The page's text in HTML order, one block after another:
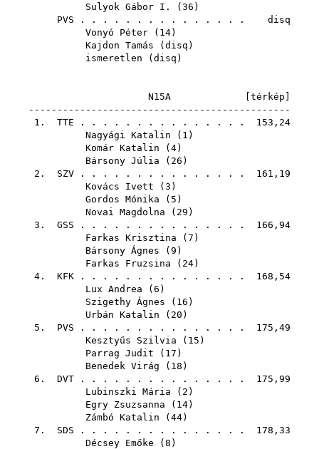
Sulyok Gábor I.
( 36 )
PVS . . . . . . . . . . . . . . . disq
Vonyó Péter ( 14)
Kajdon Tamás ( disq )
ismeretlen ( disq )
N15A [ térkép
----------------------------------------------
1. TTE . . . . . . . . . . . . . . . 153,24
Nagyági Katalin ( 1 )
Komár Katalin ( 4)
Bársony Júlia ( 26 )
2. SZV . . . . . . . . . . . . . . . 161,19
Kovács Ivett ( 3 )
Gordos Mónika ( 5 )
Novai Magdolna ( 29 )
3. GSS . . . . . . . . . . . . . . . 166,94
Farkas Krisztina ( 7 )
Bársony Ágnes ( 9 )
Farkas Fruzsina ( 24)
4. KFK . . . . . . . . . . . . . . . 168,54
Lux Andrea ( 6 )
Szigethy Ágnes ( 16 )
Urbán Katalin ( 20 )
5. PVS . . . . . . . . . . . . . . . 175,49
Kesztyűs Szilvia ( 15 )
Parrag Judit ( 17 )
Benedek Virág ( 18 )
6. DVT . . . . . . . . . . . . . . . 175,99
Lubinszki Mária ( 2 )
Egry Zsuzsanna ( 14)
Zámbó Katalin ( 44)
7. SDS . . . . . . . . . . . . . . . 178,33
Décsey Emőke ( 8 )